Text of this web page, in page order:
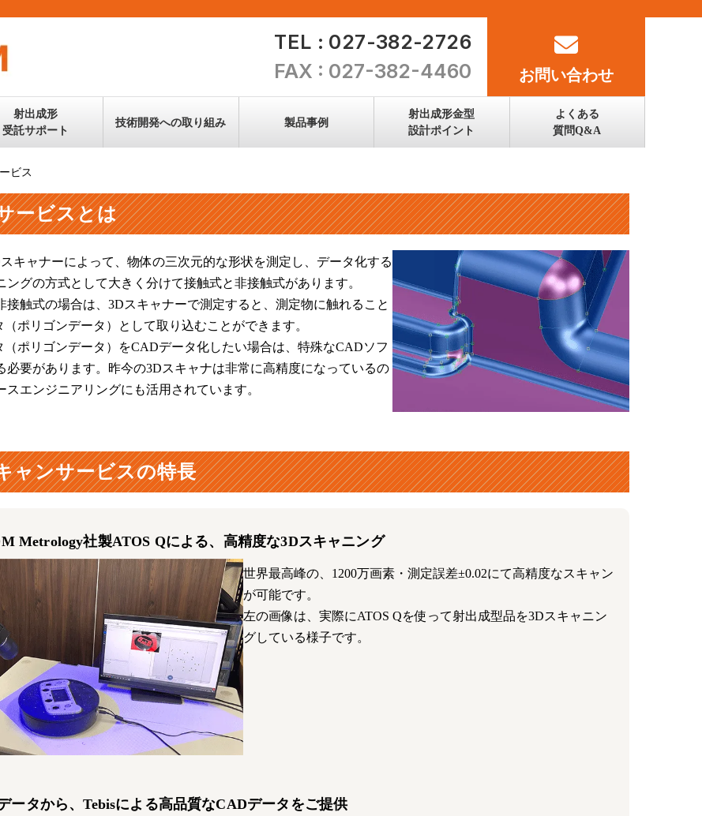
TEL : 027-382-2726
FAX : 027-382-4460
お問い合わせ
射出成形
受託サポート
技術開発への取り組み
金型技術
すべて見る
製品事例
射出成形金型
設計ポイント
よくある
質問Q&A
ビス
ービスとは
キャナーによって、物体の三次元的な形状を測定し、データ化する
ングの方式として大きく分けて接触式と非接触式があります。
接触式の場合は、3Dスキャナーで測定すると、測定物に触れること
ポリゴンデータ）として取り込むことができます。
（ポリゴンデータ）をCADデータ化したい場合は、特殊なCADソフ
必要があります。昨今の3Dスキャナは非常に高精度になっているの
スエンジニアリングにも活用されています。
ャンサービスの特長
Metrology社製ATOS Qによる、高精度な3Dスキャニング
世界最高峰の、1200万画素・測定誤差±0.02にて高精度なスキャン
が可能です。
左の画像は、実際にATOS Qを使って射出成型品を3Dスキャニン
グしている様子です。
ータから、Tebisによる高品質なCADデータをご提供